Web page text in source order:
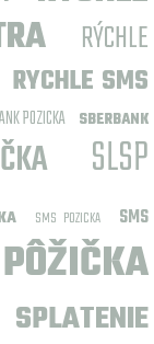
RÝCHLE
RYCHLE SMS
POZICKA
SBERBANK
SLSP
SMS POZICKA
SMS
SPLATENIE